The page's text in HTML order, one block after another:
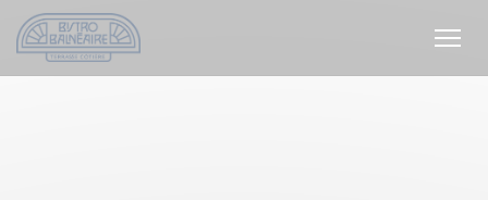
Personnalisation de vos choix en matière de cookies